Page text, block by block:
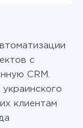
Подробнее
с
CRM.
клиентам